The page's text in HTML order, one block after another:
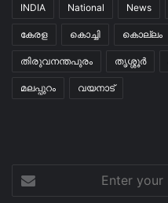
INDIA National News
കേരള കൊച്ചി കൊല്ലം
തിരുവനന്തപുരം തൃശ്ശൂർ
മലപ്പുറം വയനാട്
your